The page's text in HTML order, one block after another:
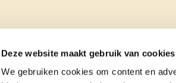
Deze website maakt gebruik van cookies
We gebruiken cookies om content en